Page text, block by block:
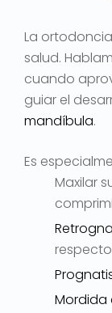
La
salud.
cuando
guiar el
mandíbula.
Es
Maxilar
Mordida